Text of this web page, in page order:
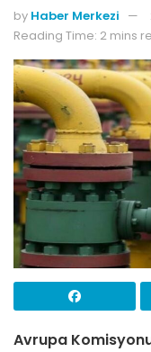
by Haber Merkezi
Reading Time: 2 mins
Avrupa